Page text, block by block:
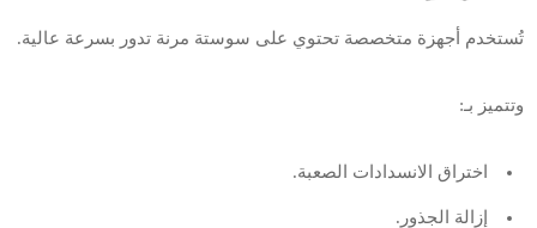
تُستخدم أجهزة متخصصة تحتوي على سوستة مرنة تدور بسرعة عالية.
وتتميز بـ:
اختراق الانسدادات الصعبة.
إزالة الجذور.